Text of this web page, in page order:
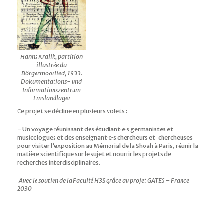
Hanns Kralik, partition
illustrée du
Börgermoorlied, 1933.
Dokumentations- und
Informationszentrum
Emslandlager
Ce projet se décline en plusieurs volets :
– Un voyage réunissant des étudiant·e·s germanistes et
musicologues et des enseignant·e·s chercheurs et chercheuses
pour visiter l’exposition au Mémorial de la Shoah à Paris, réunir la
matière scientifique sur le sujet et nourrir les projets de
recherches interdisciplinaires.
Avec le soutien de la Faculté H3S grâce au projet GATES – France
2030